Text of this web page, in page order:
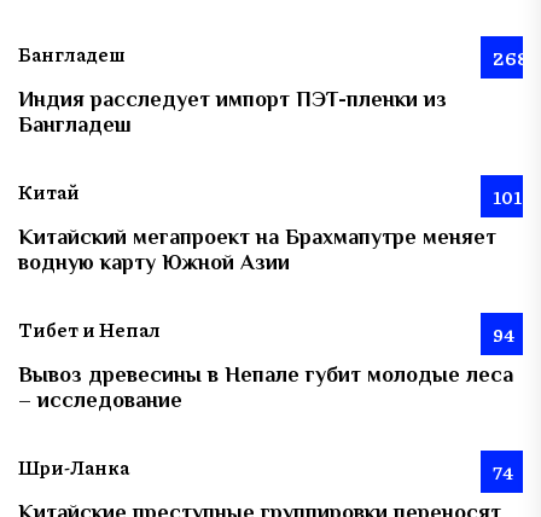
Бангладеш 268
Индия расследует импорт ПЭТ-пленки из
Бангладеш
Китай 101
Китайский мегапроект на Брахмапутре меняет
водную карту Южной Азии
Тибет и Непал 94
Вывоз древесины в Непале губит молодые леса
– исследование
Шри-Ланка 74